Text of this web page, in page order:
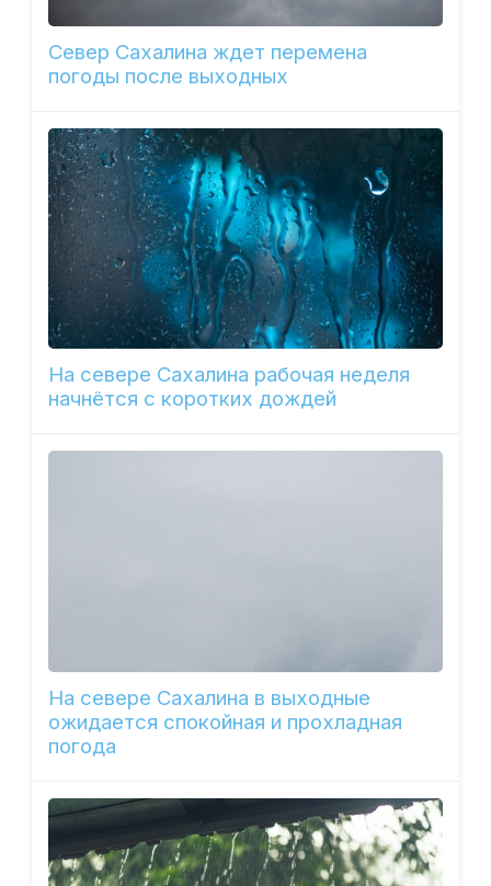
Север Сахалина ждет перемена
погоды после выходных
На севере Сахалина рабочая неделя
начнётся с коротких дождей
На севере Сахалина в выходные
ожидается спокойная и прохладная
погода